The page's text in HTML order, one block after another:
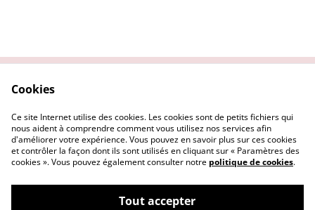
Politique de
confidentialité
Politique Cookies
Cookies
Ce site Internet utilise des cookies. Les cookies sont de petits fichiers qui
nous aident à comprendre comment vous utilisez nos services afin
d'améliorer votre expérience. Vous pouvez en savoir plus sur ces cookies
et contrôler la façon dont ils sont utilisés en cliquant sur « Paramètres des
cookies ». Vous pouvez également consulter notre politique de cookies.
Tout accepter